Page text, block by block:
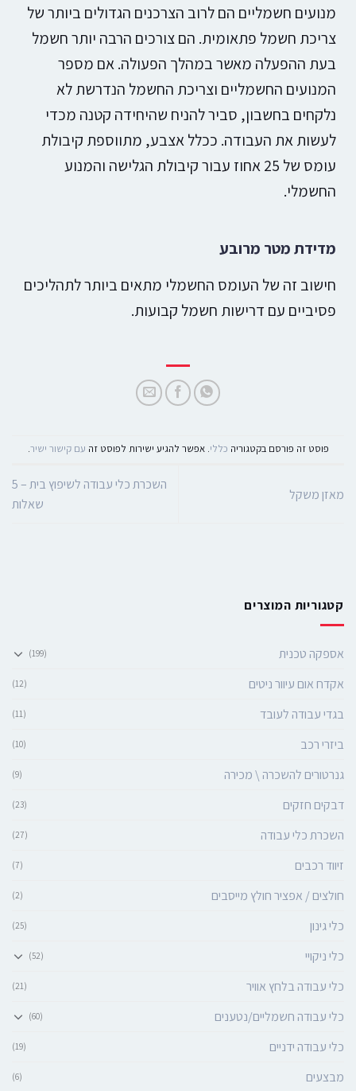
מנועים חשמליים הם לרוב הצרכנים הגדולים ביותר של
צריכת חשמל פתאומית. הם צורכים הרבה יותר חשמל
בעת ההפעלה מאשר במהלך הפעולה. אם מספר
המנועים החשמליים וצריכת החשמל הנדרשת לא
נלקחים בחשבון, סביר להניח שהיחידה קטנה מכדי
לעשות את העבודה. ככלל אצבע, מתווספת קיבולת
עומס של 25 אחוז עבור קיבולת הגלישה והמנוע
החשמלי.
מדידת מטר מרובע
חישוב זה של העומס החשמלי מתאים ביותר לתהליכים
פסיביים עם דרישות חשמל קבועות.
פוסט זה פורסם בקטגוריה כללי. אפשר להגיע ישירות לפוסט זה עם קישור ישיר.
מאזן משקל
השכרת כלי עבודה לשיפוץ בית – 5
שאלות
קטגוריות המוצרים
אספקה טכנית (199)
אקדח אום עיוור ניטים (12)
בגדי עבודה לעובד (11)
ביזרי רכב (10)
גנרטורים להשכרה \ מכירה (9)
דבקים חזקים (23)
השכרת כלי עבודה (27)
זיווד רכבים (7)
חולצים / אפציר חולץ מייסבים (2)
כלי גינון (25)
כלי ניקויי (52)
כלי עבודה בלחץ אוויר (21)
כלי עבודה חשמליים/נטענים (60)
כלי עבודה ידניים (19)
מבצעים (6)